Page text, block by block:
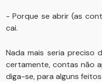
- Porque se abrir (as
cai.
Nada mais seria preciso
certamente, contas não
diga-se, para alguns feitos